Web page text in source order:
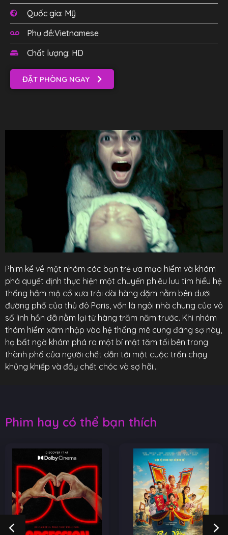
Quốc gia: Mỹ
Phụ đề:Vietnamese
Chất lượng: HD
ĐẶT PHÒNG NGAY
Phim kể về một nhóm các bạn trẻ ưa mạo hiểm và khám
phá quyết định thực hiện một chuyến phiêu lưu tìm hiểu hệ
thống hầm mộ cổ xưa trải dài hàng dặm nằm bên dưới
đường phố của thủ đô Paris, vốn là ngôi nhà chung của vô
số linh hồn đã nằm lại từ hàng trăm năm trước. Khi nhóm
thám hiểm xâm nhập vào hệ thống mê cung đáng sợ này,
họ bất ngờ khám phá ra một bí mật tăm tối bên trong
thành phố của người chết dẫn tới một cuộc trốn chạy
khủng khiếp và đầy chết chóc và sợ hãi…
Phim hay có thể bạn thích